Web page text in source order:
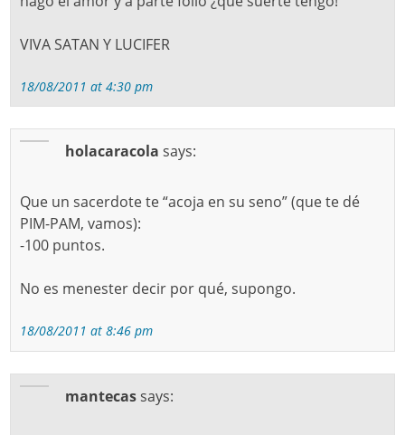
VIVA SATAN Y LUCIFER
18/08/2011 at 4:30 pm
holacaracola says:
Que un sacerdote te “acoja en su seno” (que te dé
PIM-PAM, vamos):
-100 puntos.
No es menester decir por qué, supongo.
18/08/2011 at 8:46 pm
mantecas says: